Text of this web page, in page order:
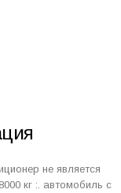
не является
кг :. автомобиль с